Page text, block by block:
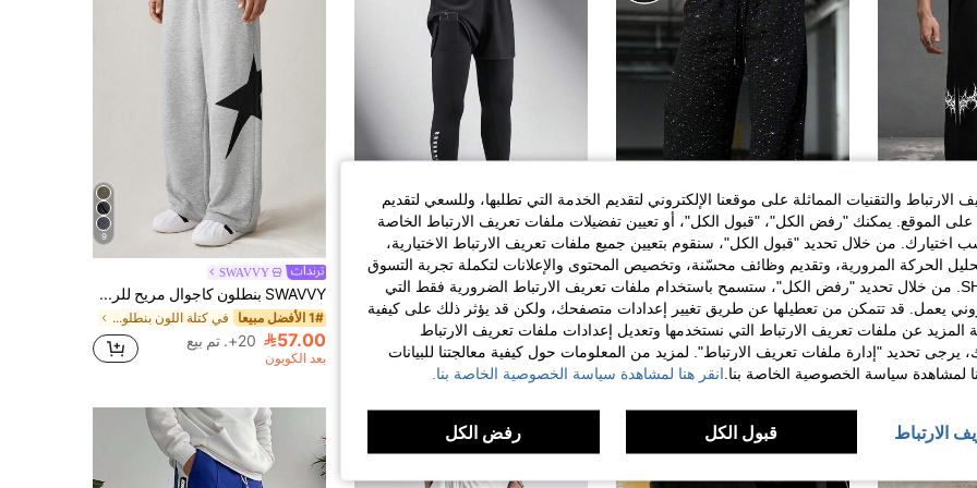
4.86
4.86
1 قطعة بنطلون رياضي فضفاض مناسب للصيف بقصة ساق واسعة مع طباعة أمامية وخلفية، بطراز الشارع
في رسومات بنطلونات رياضية للرجال
في رسومات بنطلونات رياضية للرجالفي رسومات بنطلونات رياضية للرجال
في رسومات بنطلونات رياضية للرجال
PAVTROS
%30- PAVTROS بنطلون رجالي كاجوال فضفاض من مانفينيتي ستريتراش مزين بالراين ستون، متعدد الاستخدامات للملابس الشارعية والكاجوال اليومية وخروجات نهاية الأسبوع والمهرجانات الموسيقية والتجمعات الاجتماعية. هذا البنطلون قطعة أساسية متعددة الاستخدامات في خزانة ملابس الرجل، مما يجعله هدية رائعة لصديق أو زوج. بنطلون نجمي لامع، بنطلون رياضي لامع بالراين ستون، بنطلون رياضي كريستالي، بنطلون رياضي نمط المال القديم، بنطلون رياضي نجمي، بنطلون رياضي بالراين ستون، بنطلون رياضي غوث، خريف
45.50
%10-
2# الأفضل مبيعا
31.50
9
SWAVVY
SWAVVY بنطلون كاجوال مريح للرجال مطبوع بنجوم، خصر مطاطي للارتداء اليومي، بنطلون جوجر كاجوال مستقيم الساق، بنطلون رياضي عصري، هدايا للزوج والحبيب
1# الأفضل مبيعا في كتلة اللون بنطلونات رياضية للرجال
57.00 20+. تم بيع
بعد الكوبون
والتقنيات المماثلة على موقعنا الإلكتروني لتقديم الخدمة التي تطلبها، وللسعي لتقديم
الموقع. يمكنك "رفض الكل"، "قبول الكل"، أو تعيين تفضيلات ملفات تعريف الارتباط الخاصة
من خلال تحديد "قبول الكل"، سنقوم بتعيين جميع ملفات تعريف الارتباط الاختيارية،
الحركة المرورية، وتقديم وظائف محسّنة، وتخصيص المحتوى والإعلانات لتكملة تجربة التسوق
الخاصة بك مع SHEIN. من خلال تحديد "رفض الكل"، ستسمح باستخدام ملفات تعريف الارتباط الضرورية فقط التي
يعمل. قد تتمكن من تعطيلها عن طريق تغيير إعدادات متصفحك، ولكن قد يؤثر ذلك على كيفية
المزيد عن ملفات تعريف الارتباط التي نستخدمها وتعديل إعدادات ملفات تعريف الارتباط
يرجى تحديد "إدارة ملفات تعريف الارتباط". لمزيد من المعلومات حول كيفية معالجتنا للبيانات
لمشاهدة سياسة الخصوصية الخاصة بنا. انقر هنا لمشاهدة سياسة الخصوصية الخاصة بنا.
الارتباط قبول الكل رفض الكل